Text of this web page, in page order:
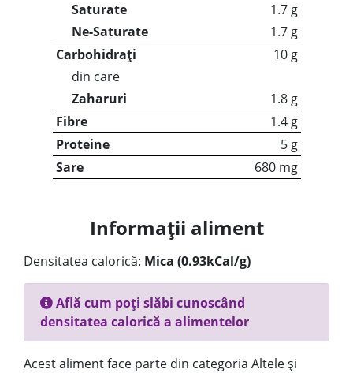
Saturate
1.7 g
Ne-Saturate
1.7 g
Carbohidrați
10 g
din care
Zaharuri
1.8 g
Fibre
1.4 g
Proteine
5 g
Sare
680 mg
Informații aliment
Densitatea calorică: Mica (0.93kCal/g)
Află cum poți slăbi cunoscând
densitatea calorică a alimentelor
Acest aliment face parte din categoria Altele și